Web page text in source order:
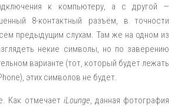
к компьютеру, а с другой —
8-контактный разъём, в точности
предыдущим слухам. Там же на одном из
некие символы, но по заверению
варианте (тот, который будет лежать
этих символов не будет.
Как отмечает iLounge, данная фотография